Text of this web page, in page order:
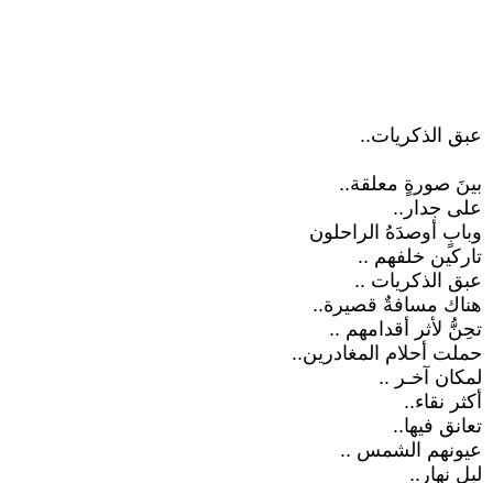
عبق الذكريات..
بينَ صورةٍ معلقة..
على جدار..
وبابٍ أوصدَهُ الراحلون
تاركين خلفهم ..
عبق الذكريات ..
هناك مسافةٌ قصيرة..
تحِنُّ لأثر أقدامهم ..
حملت أحلام المغادرين..
لمكان آخـر ..
أكثر نقاء..
تعانق فيها..
عيونهم الشمس ..
ليل نهار..